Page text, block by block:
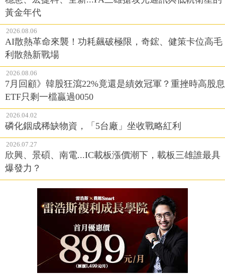
黃金年代
2026.08.06
AI散熱革命來襲！功耗飆破極限，奇鋐、健策卡位高毛
利散熱新戰場
2026.08.06
7月回顧》韓股狂瀉22%竟還是績效冠軍？重挫時高股息
ETF只剩一檔贏過0050
2026.04.02
磷化銦成稀缺物資，「5台廠」坐收戰略紅利
2026.07.27
欣興、景碩、南電...IC載板漲價潮下，載板三雄誰最具
爆發力？